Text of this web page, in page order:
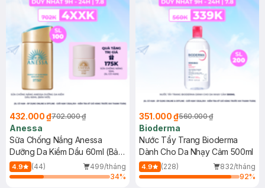
432.000 ₫702.000 ₫
Anessa
Sữa Chống Nắng Anessa
Dưỡng Da Kiềm Dầu 60ml (Bản
Mới)
4.9 (44)
499/tháng
34%
351.000 ₫560.000 ₫
Bioderma
Nước Tẩy Trang Bioderma
Dành Cho Da Nhạy Cảm 500ml
4.9 (228)
832/tháng
92%